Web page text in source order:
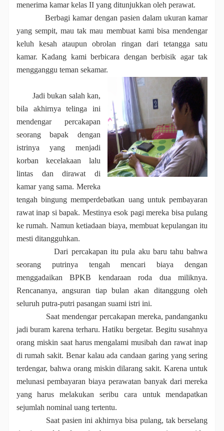
menerima kamar kelas II yang ditunjukkan oleh perawat.
Berbagi kamar dengan pasien dalam ukuran kamar
yang sempit, mau tak mau membuat kami bisa mendengar
keluh kesah ataupun obrolan ringan dari tetangga satu
kamar. Kadang kami berbicara dengan berbisik agar tak
mengganggu teman sekamar.
Jadi bukan salah kan,
bila akhirnya telinga ini
mendengar percakapan
seorang bapak dengan
istrinya yang menjadi
korban kecelakaan lalu
lintas dan dirawat di
kamar yang sama. Mereka
tengah bingung memperdebatkan uang untuk pembayaran
rawat inap si bapak. Mestinya esok pagi mereka bisa pulang
ke rumah. Namun ketiadaan biaya, membuat kepulangan itu
mesti ditangguhkan.
Dari percakapan itu pula aku baru tahu bahwa
seorang putrinya tengah mencari biaya dengan
menggadaikan BPKB kendaraan roda dua miliknya.
Rencananya, angsuran tiap bulan akan ditanggung oleh
seluruh putra-putri pasangan suami istri ini.
Saat mendengar percakapan mereka, pandanganku
jadi buram karena terharu. Hatiku bergetar. Begitu susahnya
orang miskin saat harus mengalami musibah dan rawat inap
di rumah sakit. Benar kalau ada candaan garing yang sering
terdengar, bahwa orang miskin dilarang sakit. Karena untuk
melunasi pembayaran biaya perawatan banyak dari mereka
yang harus melakukan seribu cara untuk mendapatkan
sejumlah nominal uang tertentu.
Saat pasien ini akhirnya bisa pulang, tak berselang